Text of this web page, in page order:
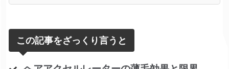
この記事をざっくり言うと